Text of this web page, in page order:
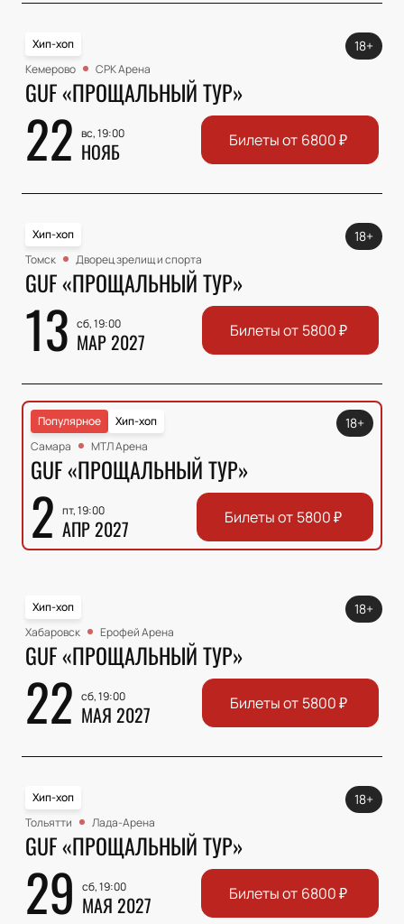
Хип-хоп
Кемерово
СРК Арена
GUF «ПРОЩАЛЬНЫЙ ТУР»
22 вс, 19:00
НОЯБ
18+
Билеты от 6800₽
Хип-хоп
Томск
Дворец зрелищ и спорта
GUF «ПРОЩАЛЬНЫЙ ТУР»
13 сб, 19:00
МАР 2027
18+
Билеты от 5800₽
Хип-хоп
Популярное
Самара
МТЛ Арена
GUF «ПРОЩАЛЬНЫЙ ТУР»
2 пт, 19:00
АПР 2027
18+
Билеты от 5800₽
Хип-хоп
Хабаровск
Ерофей Арена
GUF «ПРОЩАЛЬНЫЙ ТУР»
22 сб, 19:00
МАЯ 2027
18+
Билеты от 5800₽
Хип-хоп
Тольятти
Лада-Арена
GUF «ПРОЩАЛЬНЫЙ ТУР»
29 сб, 19:00
МАЯ 2027
18+
Билеты от 6800₽